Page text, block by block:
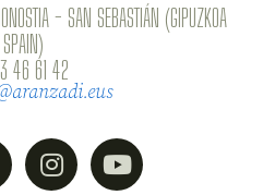
- SAN SEBASTIÁN (GIPUZKOA
46 61 42